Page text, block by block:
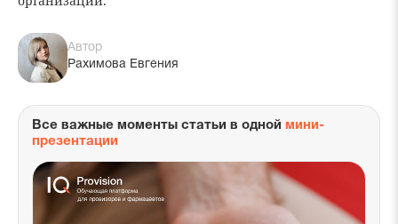
Автор
Рахимова Евгения
Все важные моменты статьи в одной мини-
презентации